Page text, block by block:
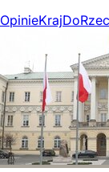
OpinieKraj